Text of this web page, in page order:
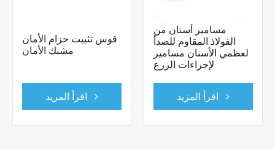
قوس تثبيت حزام الأمان
مشبك الأمان
اقرأ المزيد
مسامير أسنان من
الفولاذ المقاوم للصدأ
لعظمي الأسنان مسامير
لإجراءات الزرع
اقرأ المزيد